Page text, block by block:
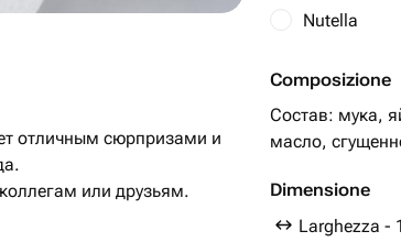
Nutella
Composizione
Состав: мука,
масло,
Dimensione
Larghezza -
отличным сюрпризами и
или друзьям.